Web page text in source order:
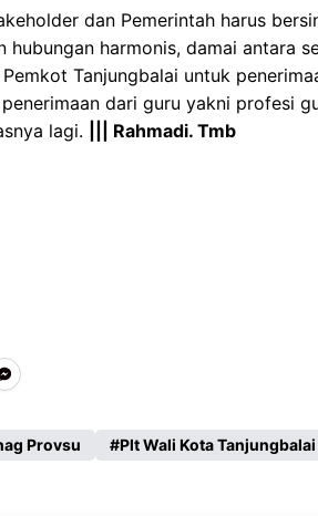
dan Pemerintah harus
hubungan harmonis, damai antara
Tanjungbalai untuk
dari guru yakni profesi
lagi.
||| Rahmadi. Tmb
Provsu Plt Wali Kota Tanjungbalai